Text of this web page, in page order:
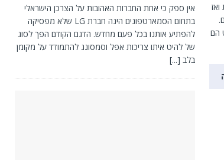
הם
אין ספק כי אחת החברות האהובות על הצרכן הישראלי
בתחום הסמארטפונים הינה חברת LG שלא מפסיקה
להפתיע אותנו בכל פעם מחדש. הדגם הקודם הפך לסוג
של להיט איתו צריכות אפל וסמסונג להתמודד על מקומן
בלב [...]